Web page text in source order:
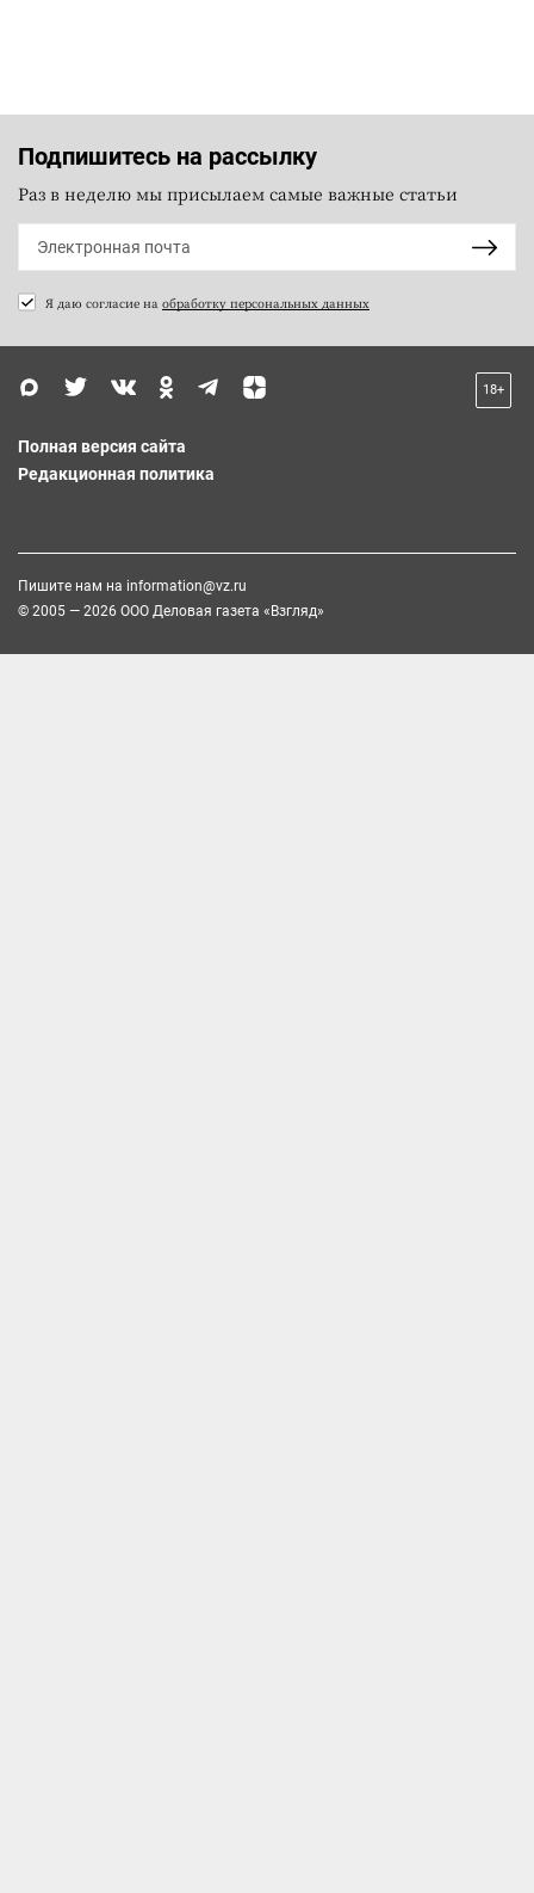
Подпишитесь на рассылку
Раз в неделю мы присылаем самые важные статьи
Я даю согласие на обработку персональных данных
18+
Полная версия сайта
Редакционная политика
Пишите нам на information@vz.ru
© 2005 — 2026 ООО Деловая газета «Взгляд»